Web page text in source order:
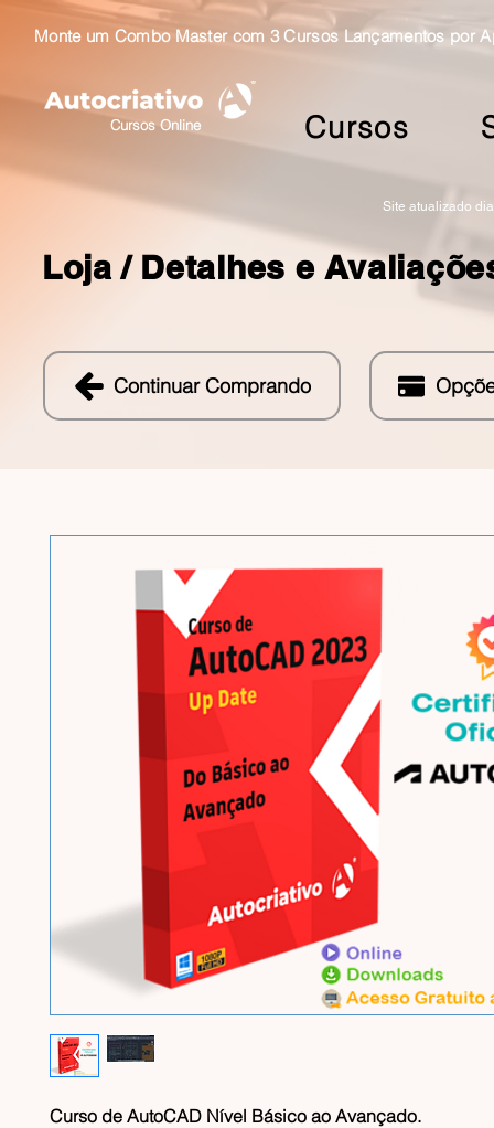
Monte um Combo Master com 3 Cursos Lançamentos por
Curso de AutoCAD Nível Básico ao Avançado.
Continuar Comprando
Cursos Online Cursos
Loja / Detalhes e
Site atualizado